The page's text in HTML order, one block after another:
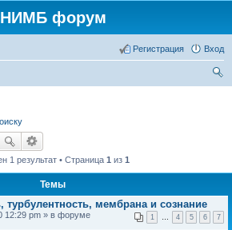
НИМБ форум
Вход
Регистрация
1 результат • Страница 1 из 1
Темы
турбулентность, мембрана и сознание
1 4 5 6 7
12:29 pm » в форуме